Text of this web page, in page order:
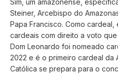
Sim, um amazonense,
Steiner, Arcebispo do
Papa Francisco. Como
cardeais com direito a voto
Dom Leonardo foi nomeado
2022 e é o primeiro cardeal da
Católica se prepara para o